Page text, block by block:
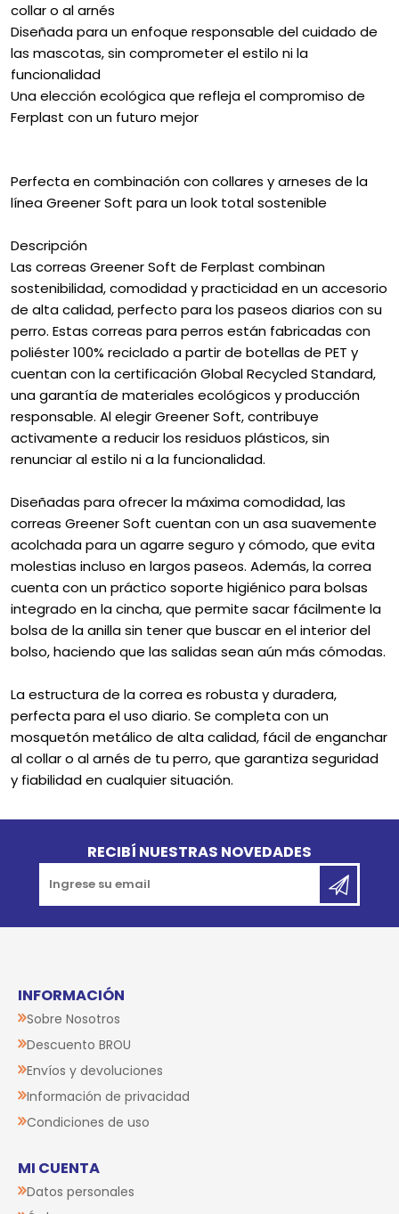
collar o al arnés
Diseñada para un enfoque responsable del cuidado de
las mascotas, sin comprometer el estilo ni la
funcionalidad
Una elección ecológica que refleja el compromiso de
Ferplast con un futuro mejor
Perfecta en combinación con collares y arneses de la
línea Greener Soft para un look total sostenible
Descripción
Las correas Greener Soft de Ferplast combinan
sostenibilidad, comodidad y practicidad en un accesorio
de alta calidad, perfecto para los paseos diarios con su
perro. Estas correas para perros están fabricadas con
poliéster 100% reciclado a partir de botellas de PET y
cuentan con la certificación Global Recycled Standard,
una garantía de materiales ecológicos y producción
responsable. Al elegir Greener Soft, contribuye
activamente a reducir los residuos plásticos, sin
renunciar al estilo ni a la funcionalidad.
Diseñadas para ofrecer la máxima comodidad, las
correas Greener Soft cuentan con un asa suavemente
acolchada para un agarre seguro y cómodo, que evita
molestias incluso en largos paseos. Además, la correa
cuenta con un práctico soporte higiénico para bolsas
integrado en la cincha, que permite sacar fácilmente la
bolsa de la anilla sin tener que buscar en el interior del
bolso, haciendo que las salidas sean aún más cómodas.
La estructura de la correa es robusta y duradera,
perfecta para el uso diario. Se completa con un
mosquetón metálico de alta calidad, fácil de enganchar
al collar o al arnés de tu perro, que garantiza seguridad
y fiabilidad en cualquier situación.
RECIBÍ NUESTRAS NOVEDADES
INFORMACIÓN
Sobre Nosotros
Descuento BROU
Envíos y devoluciones
Información de privacidad
Condiciones de uso
MI CUENTA
Datos personales